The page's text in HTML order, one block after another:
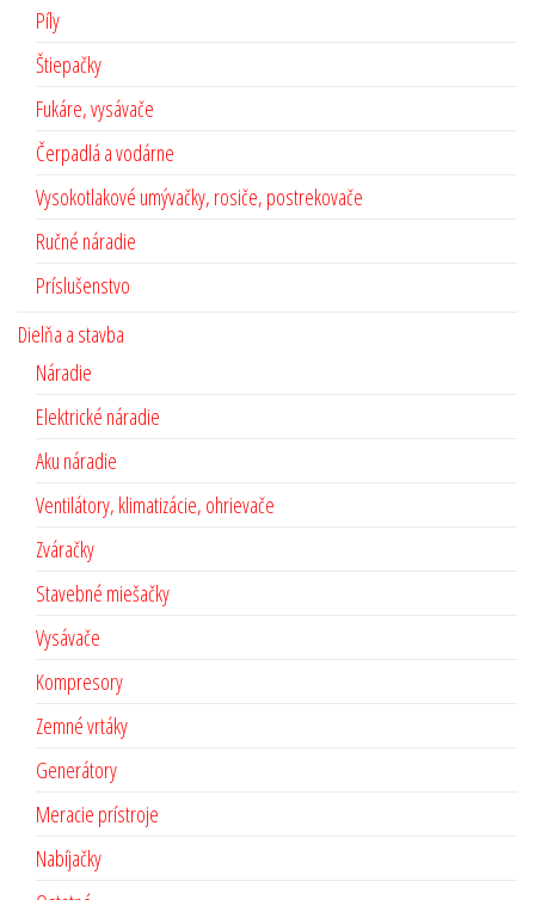
Píly
Štiepačky
Fukáre, vysávače
Čerpadlá a vodárne
Vysokotlakové umývačky, rosiče, postrekovače
Ručné náradie
Príslušenstvo
Dielňa a stavba
Náradie
Elektrické náradie
Aku náradie
Ventilátory, klimatizácie, ohrievače
Zváračky
Stavebné miešačky
Vysávače
Kompresory
Zemné vrtáky
Generátory
Meracie prístroje
Nabíjačky